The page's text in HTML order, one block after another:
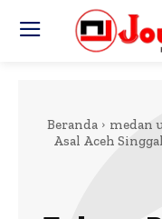
Beranda medan
Asal Aceh